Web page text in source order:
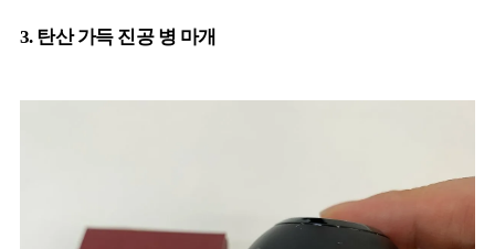
3. 탄산 가득 진공 병 마개